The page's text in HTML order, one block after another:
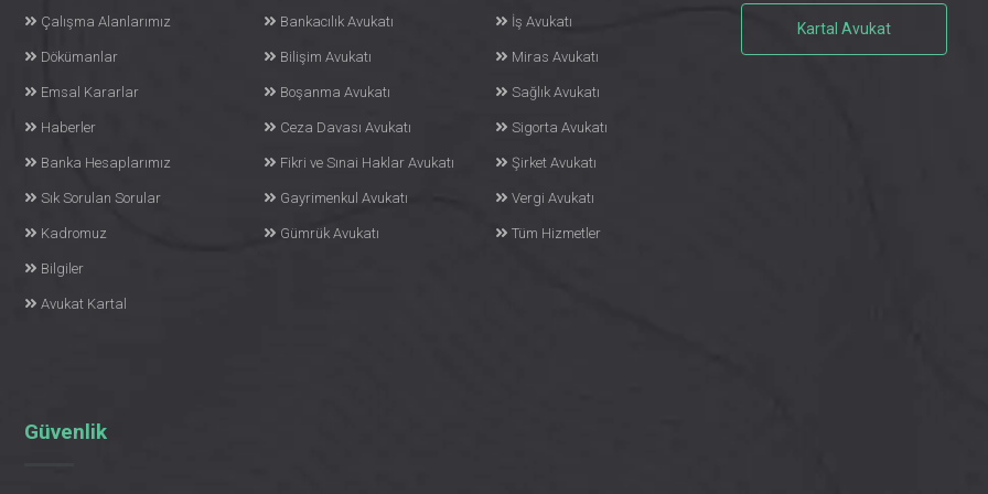
Çalışma Alanlarımız
Dökümanlar
Emsal Kararlar
Haberler
Banka Hesaplarımız
Sık Sorulan Sorular
Kadromuz
Bilgiler
Avukat Kartal
Güvenlik
Bankacılık Avukatı
Bilişim Avukatı
Boşanma Avukatı
Ceza Davası Avukatı
Fikri ve Sınai Haklar Avukatı
Gayrimenkul Avukatı
Gümrük Avukatı
İş Avukatı
Miras Avukatı
Sağlık Avukatı
Sigorta Avukatı
Şirket Avukatı
Vergi Avukatı
Tüm Hizmetler
Kartal Avukat